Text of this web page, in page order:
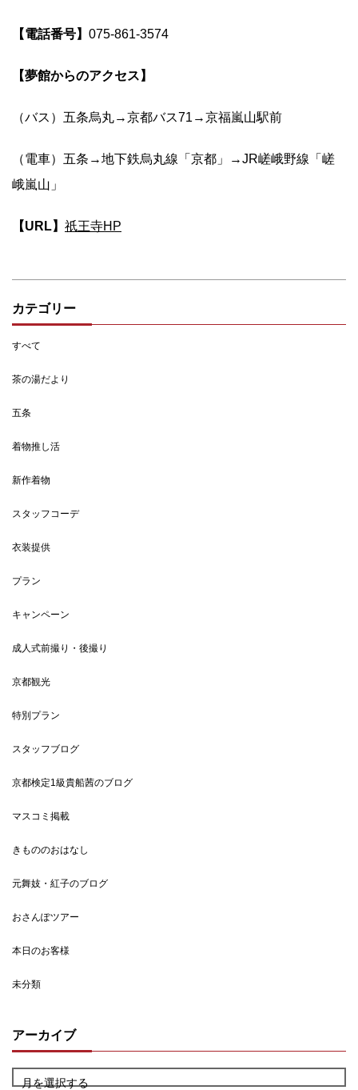
カテゴリー
すべて
茶の湯だより
五条
着物推し活
新作着物
スタッフコーデ
衣装提供
プラン
キャンペーン
成人式前撮り・後撮り
京都観光
特別プラン
スタッフブログ
京都検定1級貴船茜のブログ
マスコミ掲載
きもののおはなし
元舞妓・紅子のブログ
おさんぽツアー
本日のお客様
未分類
アーカイブ
月を選択する
【電話番号】 075-861-3574
【夢館からのアクセス】
（バス）五条烏丸→京都バス71→京福嵐山駅前
（電車）五条→地下鉄烏丸線「京都」→JR嵯峨野線「嵯
峨嵐山」
【URL】 祇王寺HP